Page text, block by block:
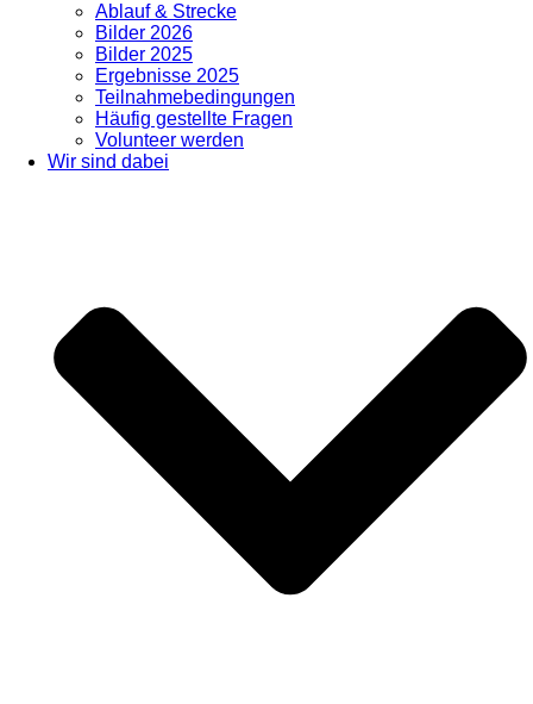
Ablauf & Strecke
Bilder 2026
Bilder 2025
Ergebnisse 2025
Teilnahmebedingungen
Häufig gestellte Fragen
Volunteer werden
Wir sind dabei